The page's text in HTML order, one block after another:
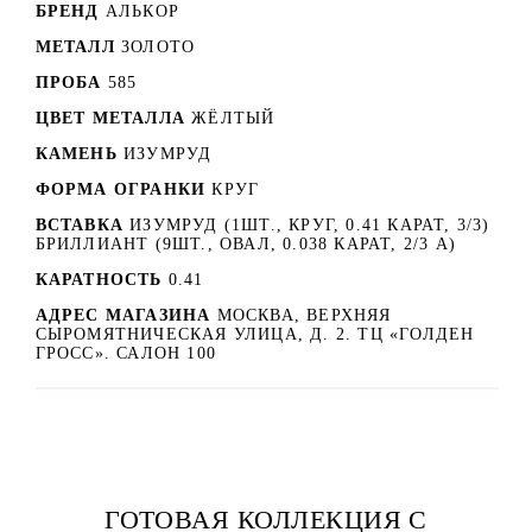
БРЕНД АЛЬКОР
МЕТАЛЛ ЗОЛОТО
ПРОБА 585
ЦВЕТ МЕТАЛЛА ЖЁЛТЫЙ
КАМЕНЬ ИЗУМРУД
ФОРМА ОГРАНКИ КРУГ
ВСТАВКА ИЗУМРУД (1ШТ., КРУГ, 0.41 КАРАТ, 3/3)
БРИЛЛИАНТ (9ШТ., ОВАЛ, 0.038 КАРАТ, 2/3 А)
КАРАТНОСТЬ 0.41
АДРЕС МАГАЗИНА МОСКВА, ВЕРХНЯЯ
СЫРОМЯТНИЧЕСКАЯ УЛИЦА, Д. 2. ТЦ «ГОЛДЕН
ГРОСС». САЛОН 100
ГОТОВАЯ КОЛЛЕКЦИЯ С